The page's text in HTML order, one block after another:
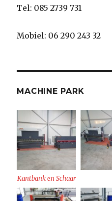
Tel: 085 2739 731
Mobiel: 06 290 243 32
MACHINE PARK
Kantbank en Schaar